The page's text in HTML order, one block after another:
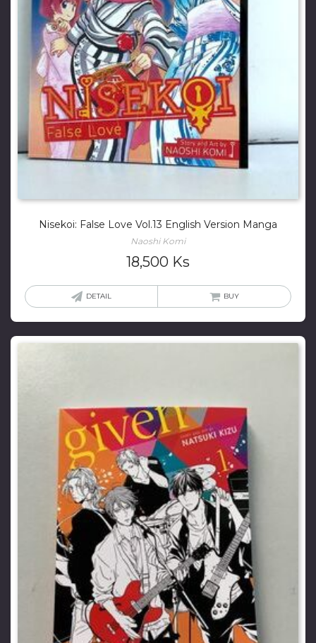
Nisekoi: False Love Vol.13 English Version Manga
Naoshi Komi
18,500 Ks
DETAIL BUY